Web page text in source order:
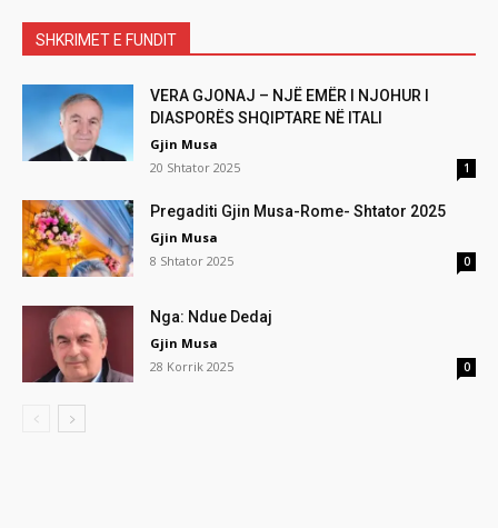
SHKRIMET E FUNDIT
VERA GJONAJ – NJË EMËR I NJOHUR I
DIASPORËS SHQIPTARE NË ITALI
Gjin Musa
20 Shtator 2025
1
Pregaditi Gjin Musa-Rome- Shtator 2025
Gjin Musa
8 Shtator 2025
0
Nga: Ndue Dedaj
Gjin Musa
28 Korrik 2025
0